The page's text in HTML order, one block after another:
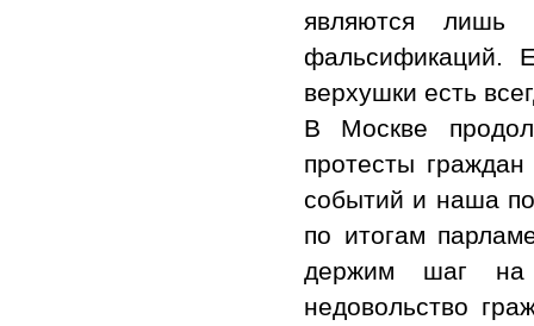
являются
фальсификаций.
верхушки есть
В Москве
протесты
событий и наша
по итогам
держим шаг на
недовольство